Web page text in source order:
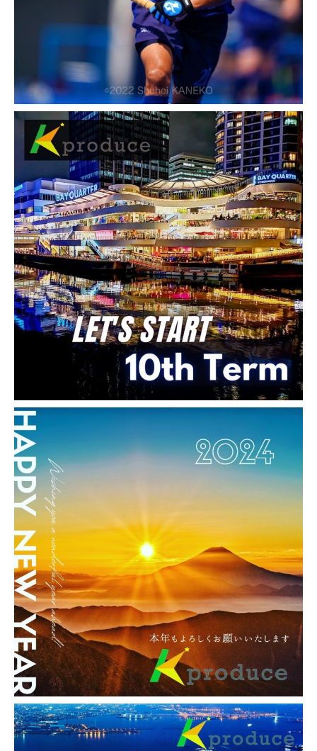
【コンテンツマーケティング実
績紹介】名古屋名東区 藤が丘
ジュエリー ウォッチ｜ビジュア
スカ様
お客様名 藤が丘ジュエリー＆ウォッチ相談室
（ビジュアスカ） 様 事業概要 ジュエリー販
売 ジュエリー修理,メンテナンス,買取 時計販
売 時計修理,電池交換,メンテナンス,バンド交
換 ご利用サービス ウェブ制作、SEO対策 […]
2016-08-26
SEO対策 導入実績・事例
【SEO対策実績紹介】長野 プロ
ポーズ 結婚指輪 婚約指輪｜一
真堂様
お客様名 長野プロポーズマガジン（一真
堂） 様 事業概要 結婚指輪の販売 婚約指輪
の販売 ご利用サービス ウェブ制作、SEO対
策 URL：http://長野プロポーズマガジン.com
特記事項 長野県長野市、松本市、飯 […]
2016-08-16
ECサイト制作 導入実績・事例
【ＥＣサイト制作実績紹介】ベ
ビーリング 赤ちゃん 誕生日 出
産祝い ｜UMBILICAL CORD様
お客様名 UMBILICAL CORD 様 事業概要 ベ
ビーリングの製造・販売 ママリングの製造・
販売 ご利用サービス WordPress、ＥＣサイト
制作 URL：http://アンビリカルコードベビー
リング.com […]
1 2 »
K produce Instagram